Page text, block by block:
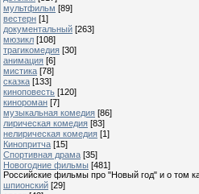
мультфильм [89]
вестерн [1]
документальный [263]
мюзикл [108]
трагикомедия [30]
анимация [6]
мистика [78]
сказка [133]
киноповесть [120]
кинороман [7]
музыкальная комедия [86]
лирическая комедия [83]
нелирическая комедия [1]
Кинопритча [15]
Спортивная драма [35]
Новогодние фильмы [481]
Российские фильмы про "Новый год" и о том
шпионский [29]